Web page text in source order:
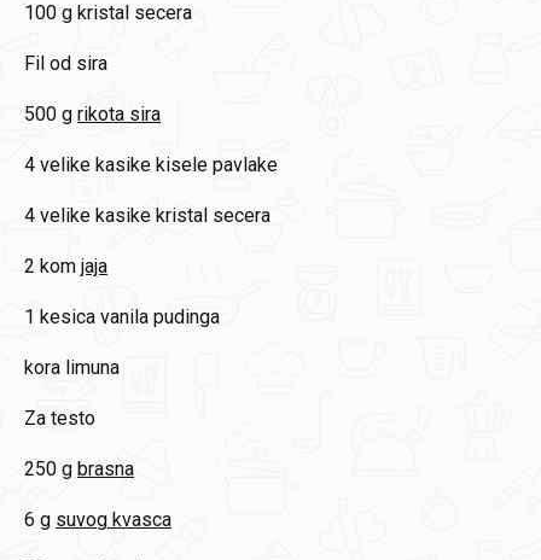
100 g kristal secera
Fil od sira
500 g rikota sira
4 velike kasike kisele pavlake
4 velike kasike kristal secera
2 kom jaja
1 kesica vanila pudinga
kora limuna
Za testo
250 g brasna
6 g suvog kvasca